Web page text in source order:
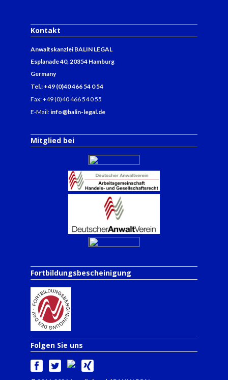
Kontakt
Anwaltskanzlei BALIN LEGAL
Esplanade 40, 20354 Hamburg
Germany
Tel.: +49 (0)40 466 54 0 54
Fax: +49 (0)40 466 54 0 55
E-Mail:info@balin-legal.de
Mitglied bei
Fortbildungsbescheinigung
Folgen Sie uns